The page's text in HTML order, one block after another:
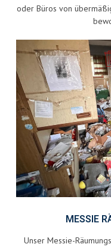
oder Büros von
MESSIE
Unser Messie-